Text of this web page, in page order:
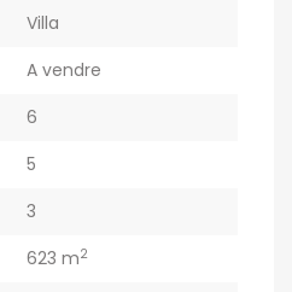
Villa
A vendre
6
5
3
623 m2